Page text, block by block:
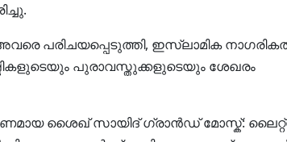
പരിചയപ്പെടുത്തി, ഇസ്ലാമിക
പുരാവസ്തുക്കളുടെയും ശേഖരം
ശൈഖ് സായിദ് ഗ്രാൻഡ് മോസ്ക്: